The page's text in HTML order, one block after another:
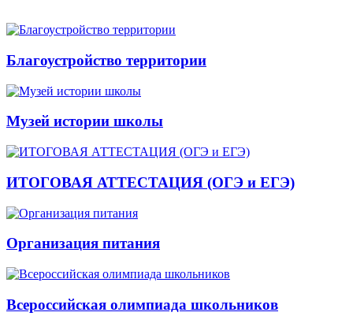
Благоустройство территории
Музей истории школы
ИТОГОВАЯ АТТЕСТАЦИЯ (ОГЭ и ЕГЭ)
Организация питания
Всероссийская олимпиада школьников